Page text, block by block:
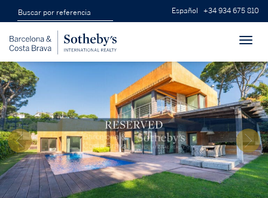
Español +34 934 675 810